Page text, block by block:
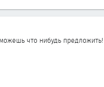
что нибудь предложить!